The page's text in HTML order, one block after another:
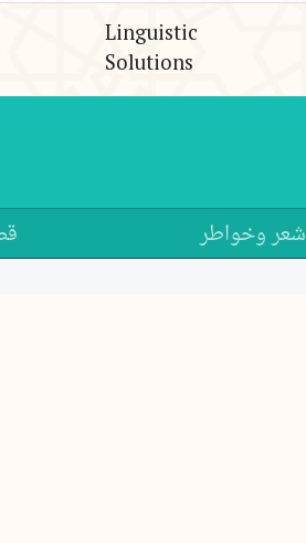
Linguistic
Solutions
شعر وخواطر